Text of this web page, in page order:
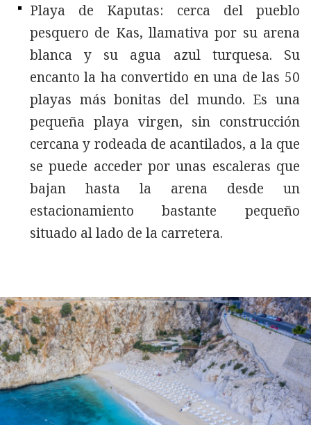
Playa de Kaputas: cerca del pueblo
pesquero de Kas, llamativa por su arena
blanca y su agua azul turquesa. Su
encanto la ha convertido en una de las 50
playas más bonitas del mundo. Es una
pequeña playa virgen, sin construcción
cercana y rodeada de acantilados, a la que
se puede acceder por unas escaleras que
bajan hasta la arena desde un
estacionamiento bastante pequeño
situado al lado de la carretera.